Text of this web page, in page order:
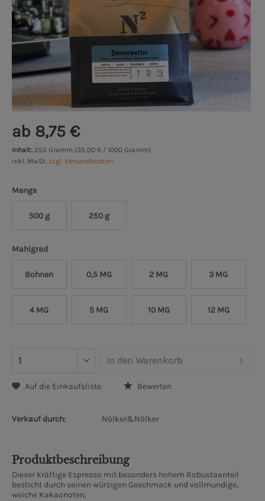
ab 8,75 €
Inhalt: 250 Gramm (35,00 € / 1000 Gramm)
inkl. MwSt. zzgl. Versandkosten
Menge
500 g 250 g
Mahlgrad
Bohnen 0,5 MG 2 MG 3 MG
4 MG 5 MG 10 MG 12 MG
In den Warenkorb
Auf die Einkaufsliste Bewerten
Verkauf durch: Nölker&Nölker
Produktbeschreibung
Dieser kräftige Espresso mit besonders hohem Robustaanteil
besticht durch seinen würzigen Geschmack und vollmundige,
weiche Kakaonoten.